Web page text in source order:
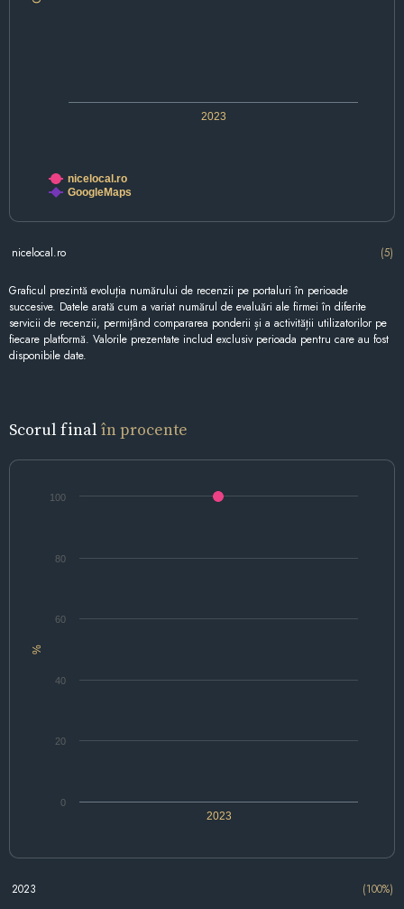
2023
nicelocal.ro
GoogleMaps
nicelocal.ro (5)
Graficul prezintă evoluția numărului de recenzii pe portaluri în perioade
succesive. Datele arată cum a variat numărul de evaluări ale firmei în diferite
servicii de recenzii, permițând compararea ponderii și a activității utilizatorilor pe
fiecare platformă. Valorile prezentate includ exclusiv perioada pentru care au fost
disponibile date.
Scorul final în procente
%
2023
0
20
40
60
80
100
2023 (100%)